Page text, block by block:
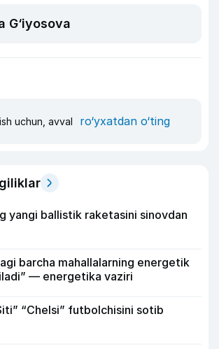
G‘iyosova
uchun, avval ro‘yxatdan o‘ting
yangi ballistik raketasini sinovdan
barcha mahallalarning energetik
— energetika vaziri
“Chelsi” futbolchisini sotib